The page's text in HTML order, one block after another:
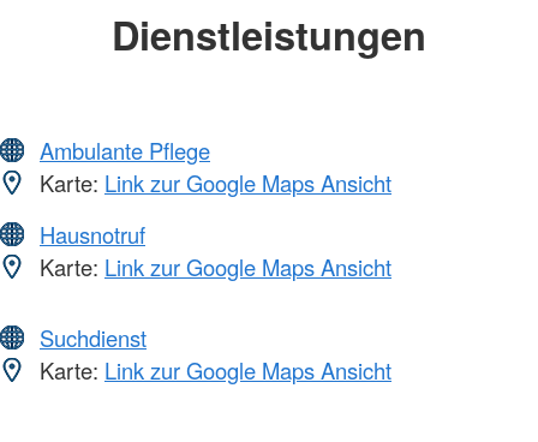
Dienstleistungen
Ambulante Pflege
Karte: Link zur Google Maps Ansicht
Hausnotruf
Karte: Link zur Google Maps Ansicht
Suchdienst
Karte: Link zur Google Maps Ansicht